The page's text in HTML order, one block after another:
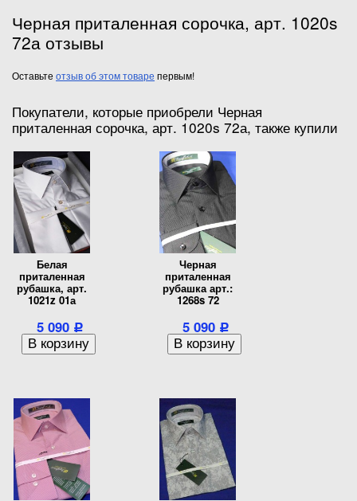
Черная приталенная сорочка, арт. 1020s
72а отзывы
Оставьте отзыв об этом товаре первым!
Покупатели, которые приобрели Черная
приталенная сорочка, арт. 1020s 72а, также купили
Белая
приталенная
рубашка, арт.
1021z 01а
5 090 Р
Черная
приталенная
рубашка арт.:
1268s 72
5 090 Р